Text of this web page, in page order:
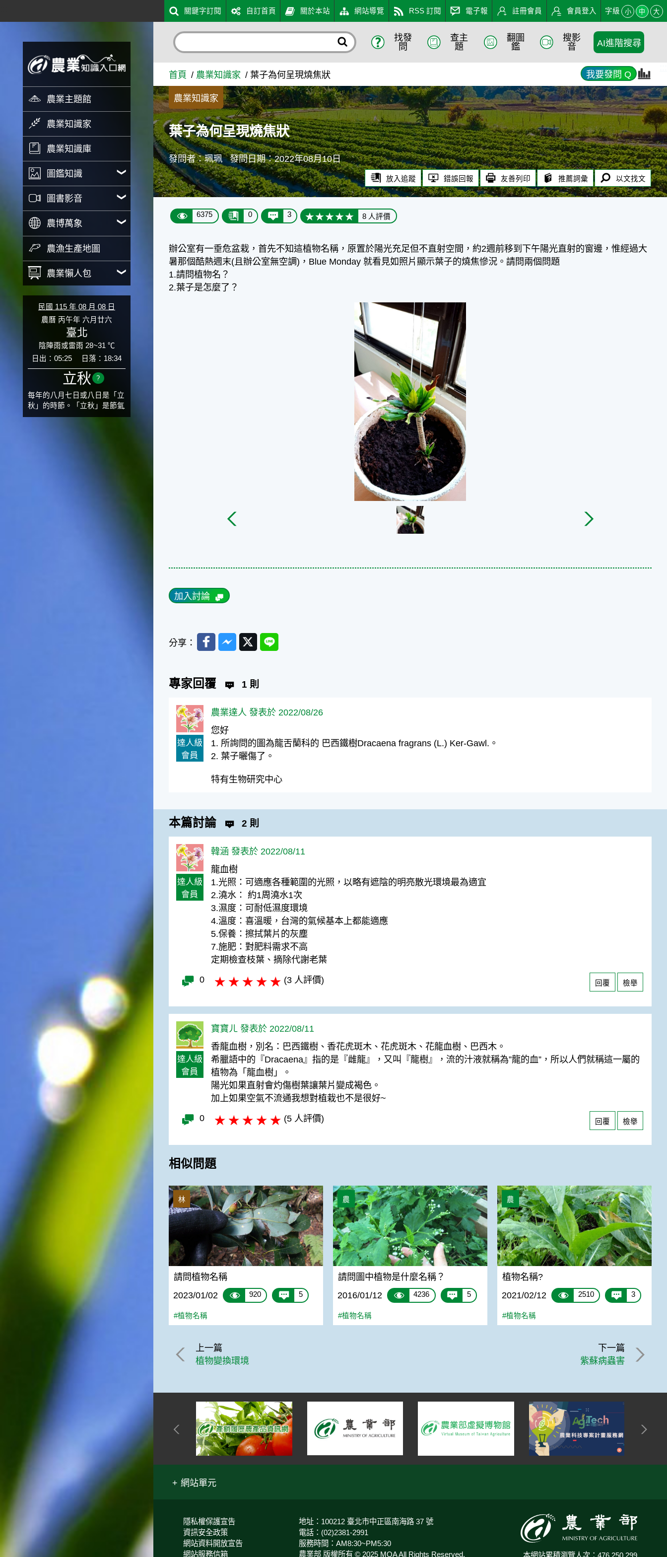
葉子為何呈現燒焦狀 - 農業知識入口網
農業主題館
農業知識家
農業知識庫
圖鑑知識
圖書影音
農博萬象
農漁生產地圖
農業懶人包
民國 115 年 08 月 08 日
農曆 丙午年 六月廿六
臺北
陰陣雨或雷雨 28~31 ℃
日出：05:25
日落：18:34
立秋 ?
每年的八月七日或八日是「立
秋」的時節。「立秋」是節氣
邁入秋涼的先聲，表示酷熱難
月，則漁民的作業期會比較早
結束；如果「立秋日」在七
月，則天氣會持續穩定，今年
的捕魚季節就會比較長，而漁
民們的收入也會相對提高呢！
關鍵字訂閱 自訂首頁 關於本站 網站導覽 RSS 訂閱 電子報 註冊會員 會員登入 字級 小 中 大
找發
問
查主
題
翻圖
鑑
搜影
音
AI進階搜尋
首頁 農業知識家 葉子為何呈現燒焦狀 我要發問 Q
農業知識家
葉子為何呈現燒焦狀
發問者：珮珮 發問日期：2022年08月10日
放入追蹤 錯誤回報 友善列印 推薦詞彙 以文找文
6375 0 3 8 人評價
辦公室有一垂危盆栽，首先不知這植物名稱，原置於陽光充足但不直射空間，約2週前移到下午陽光直射的窗邊，惟經過大
暑那個酷熱週末(且辦公室無空調)，Blue Monday 就看見如照片顯示葉子的燒焦慘況。請問兩個問題
1.請問植物名？
2.葉子是怎麼了？
加入討論
分享：
FacebookMessenger
TwitterLine
專家回覆 1 則
達人級
會員
農業達人 發表於 2022/08/26
您好
1. 所詢問的圖為龍舌蘭科的 巴西鐵樹Dracaena fragrans (L.) Ker-Gawl.。
2. 葉子曬傷了。
特有生物研究中心
本篇討論 2 則
達人級
會員
韓涵 發表於 2022/08/11
龍血樹
1.光照：可適應各種範圍的光照，以略有遮陰的明亮散光環境最為適宜
2.澆水： 約1周澆水1次
3.濕度：可耐低濕度環境
4.溫度：喜溫暖，台灣的氣候基本上都能適應
5.保養：擦拭葉片的灰塵
7.施肥：對肥料需求不高
定期檢查枝葉、摘除代謝老葉
0
(3 人評價) 回覆 檢舉
達人級
會員
寶寶ㄦ 發表於 2022/08/11
香龍血樹，別名：巴西鐵樹、香花虎斑木、花虎斑木、花龍血樹、巴西木。
希臘語中的『Dracaena』指的是『雌龍』，又叫『龍樹』，流的汁液就稱為”龍的血”，所以人們就稱這一屬的
植物為「龍血樹」。
陽光如果直射會灼傷樹葉讓葉片變成褐色。
加上如果空氣不流通我想對植栽也不是很好~
0
(5 人評價) 回覆 檢舉
相似問題
請問植物名稱
林
請問植物名稱
2023/01/02
920 5
#植物名稱
請問圖中植物是什麼名稱？
農
請問圖中植物是什麼名稱？
2016/01/12
4236 5
#植物名稱
植物名稱?
農
植物名稱?
2021/02/12
2510 3
#植物名稱
上一篇
植物變換環境
下一篇
紫蘇病蟲害
網站單元
隱私權保護宣告
資訊安全政策
網站資料開放宣告
網站服務信箱
地址：100212 臺北市中正區南海路 37 號
電話：(02)2381-2991
服務時間：AM8:30~PM5:30
農業部 版權所有 © 2025 MOA All Rights Reserved.
本網站累積瀏覽人次：476,250,299